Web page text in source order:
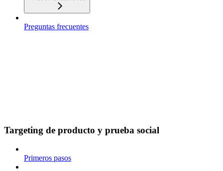
Preguntas frecuentes
Targeting de producto y prueba social
Primeros pasos